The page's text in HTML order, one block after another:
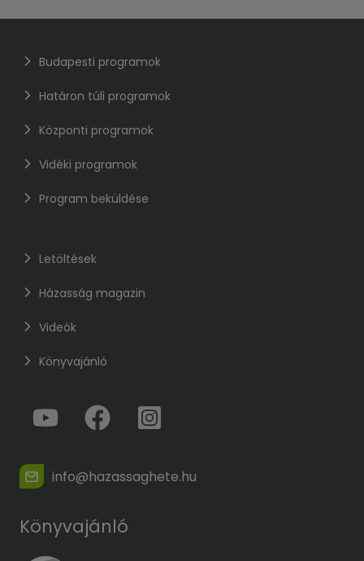
Budapesti programok
Határon túli programok
Központi programok
Vidéki programok
Program beküldése
Letöltések
Házasság magazin
Videók
Könyvajánló
info@hazassaghete.hu
Könyvajánló